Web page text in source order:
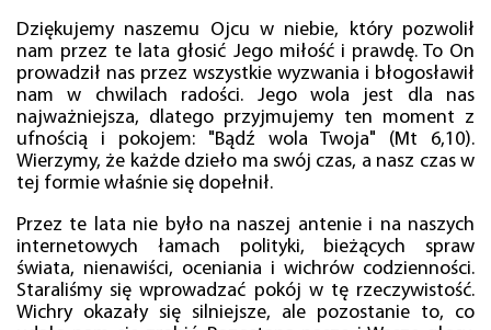
Dziękujemy naszemu Ojcu w niebie, który pozwolił
nam przez te lata głosić Jego miłość i prawdę. To On
prowadził nas przez wszystkie wyzwania i błogosławił
nam w chwilach radości. Jego wola jest dla nas
najważniejsza, dlatego przyjmujemy ten moment z
ufnością i pokojem: "Bądź wola Twoja" (Mt 6,10).
Wierzymy, że każde dzieło ma swój czas, a nasz czas w
tej formie właśnie się dopełnił.
Przez te lata nie było na naszej antenie i na naszych
internetowych łamach polityki, bieżących spraw
świata, nienawiści, oceniania i wichrów codzienności.
Staraliśmy się wprowadzać pokój w tę rzeczywistość.
Wichry okazały się silniejsze, ale pozostanie to, co